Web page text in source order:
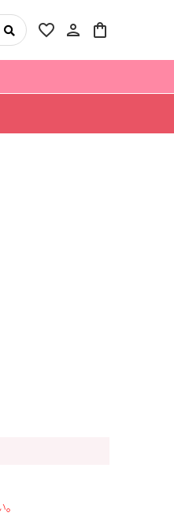
favorite_border person shopping_bag